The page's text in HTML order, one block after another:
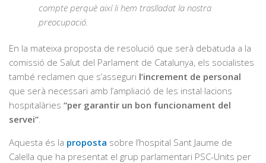
compte perquè així li hem traslladat la nostra
preocupació.
En la mateixa proposta de resolució que serà debatuda a la
comissió de Salut del Parlament de Catalunya, els socialistes
també reclamen que s’asseguri l’increment de personal
que serà necessari amb l’ampliació de les instal·lacions
hospitalàries “per garantir un bon funcionament del
servei”
Aquesta és la proposta sobre l’hospital Sant Jaume de
Calella que ha presentat el grup parlamentari PSC-Units per